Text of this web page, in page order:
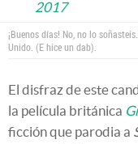
2017
¡Buenos días! No, no lo
Unido. (E hice un dab).
El disfraz de este
la película británica
ficción que parodia a